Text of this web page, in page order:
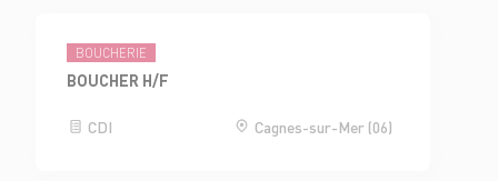
BOUCHERIE
BOUCHER H/F
CDI Cagnes-sur-Mer (06)